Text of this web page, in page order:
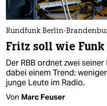
epaper login
Rundfunk Berlin-
Fritz soll wie
Der RBB ordnet zwei
dabei einem Trend:
junge Leute im Radio.
Von Marc Feuser